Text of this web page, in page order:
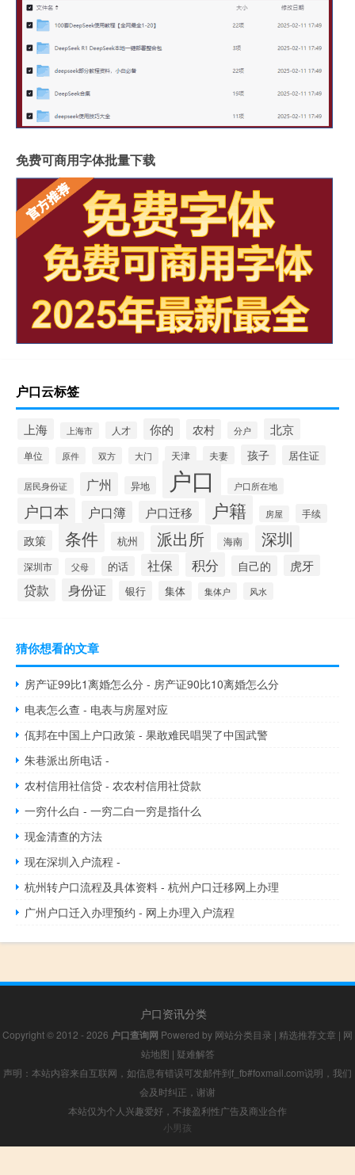
免费可商用字体批量下载
户口云标签
上海 上海市 人才 你的 农村 分户 北京
单位 原件 双方 大门 天津 夫妻 孩子 居住证
居民身份证 广州 异地 户口 户口所在地
户口本 户口簿 户口迁移 户籍 房屋 手续
政策 条件 杭州 派出所 海南 深圳
深圳市 父母 的话 社保 积分 自己的 虎牙
贷款 身份证 银行 集体 集体户 风水
猜你想看的文章
房产证99比1离婚怎么分 - 房产证90比10离婚怎么分
电表怎么查 - 电表与房屋对应
佤邦在中国上户口政策 - 果敢难民唱哭了中国武警
朱巷派出所电话 -
农村信用社信贷 - 农农村信用社贷款
一穷什么白 - 一穷二白一穷是指什么
现金清查的方法
现在深圳入户流程 -
杭州转户口流程及具体资料 - 杭州户口迁移网上办理
广州户口迁入办理预约 - 网上办理入户流程
户口资讯分类
Copyright © 2012 - 2026 户口查询网 Powered by 网站分类目录 | 精选推荐文章 | 网
站地图 | 疑难解答
声明：本站内容来自互联网，如信息有错误可发邮件到f_fb#foxmail.com说明，我们
会及时纠正，谢谢
本站仅为个人兴趣爱好，不接盈利性广告及商业合作
小男孩